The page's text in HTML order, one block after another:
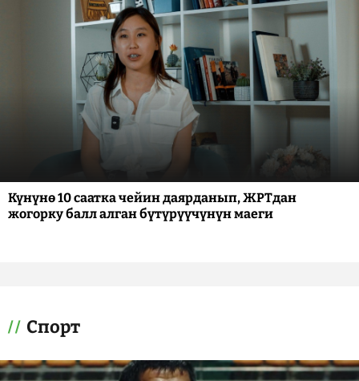
Күнүнө 10 саатка чейин даярданып, ЖРТдан
жогорку балл алган бүтүрүүчүнүн маеги
Спорт